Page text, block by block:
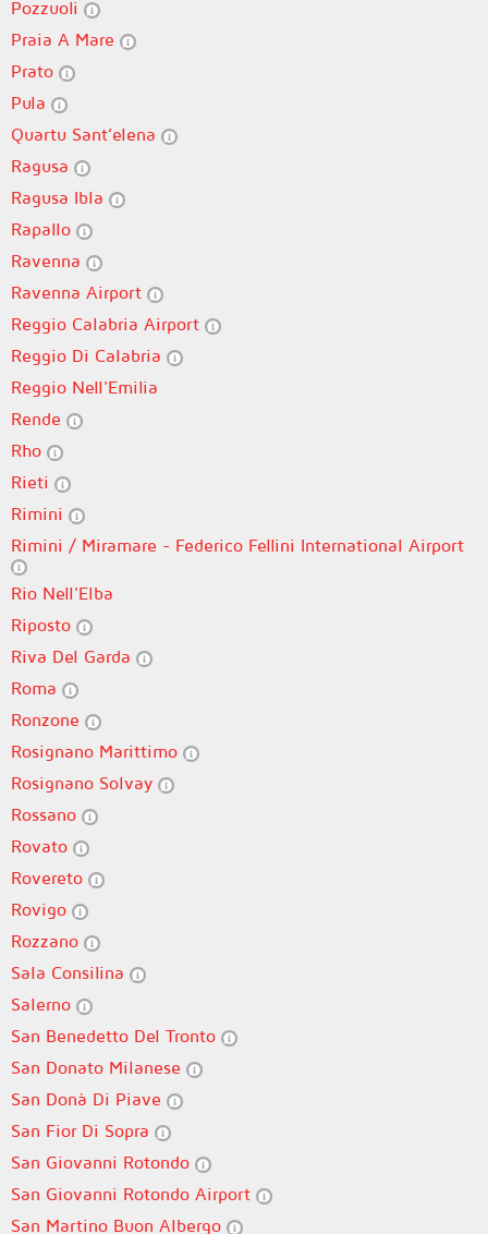
Pozzuoli
Praia A Mare
Prato
Pula
Quartu Sant’elena
Ragusa
Ragusa Ibla
Rapallo
Ravenna
Ravenna Airport
Reggio Calabria Airport
Reggio Di Calabria
Reggio Nell'Emilia
Rende
Rho
Rieti
Rimini
Rimini / Miramare - Federico Fellini International Airport
Rio Nell'Elba
Riposto
Riva Del Garda
Roma
Ronzone
Rosignano Marittimo
Rosignano Solvay
Rossano
Rovato
Rovereto
Rovigo
Rozzano
Sala Consilina
Salerno
San Benedetto Del Tronto
San Donato Milanese
San Donà Di Piave
San Fior Di Sopra
San Giovanni Rotondo
San Giovanni Rotondo Airport
San Martino Buon Albergo